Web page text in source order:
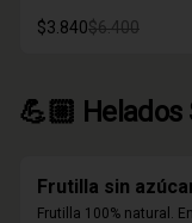
$3.840$6.400
💪🏼
Frutilla sin
Frutilla 100% natural.